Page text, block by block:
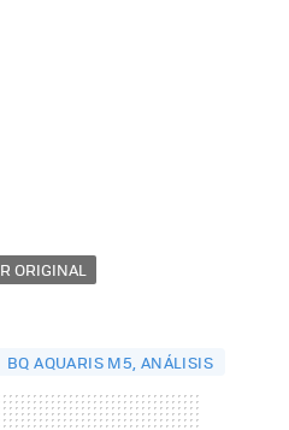
ORIGINAL
BQ AQUARIS M5, ANÁLISIS